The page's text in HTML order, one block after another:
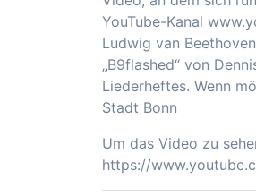
YouTube-Kanal
Ludwig van
„B9flashed“ von
Liederheftes. Wenn
Stadt Bonn
Um das Video zu
https://